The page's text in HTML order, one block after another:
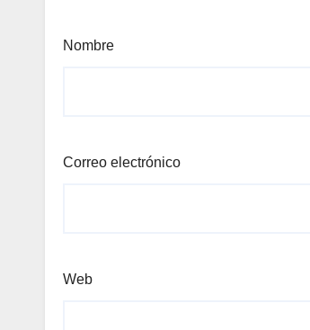
Nombre
Correo electrónico
Web